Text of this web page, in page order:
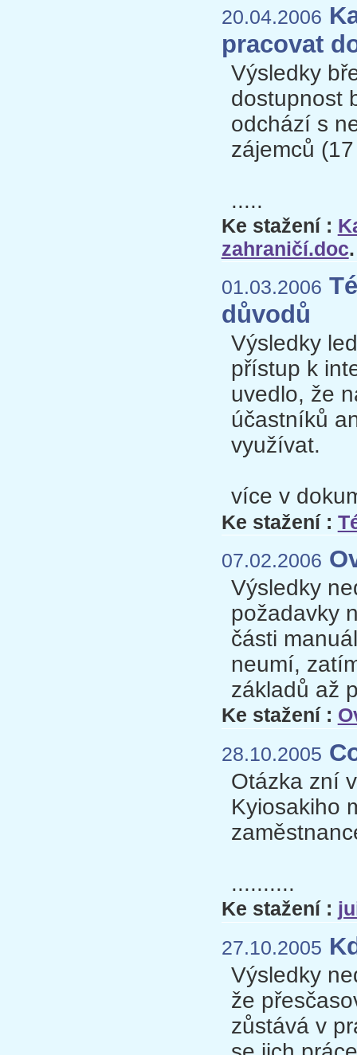
20.04.2006
pracovat
Výsledky
dostupnost
odchází s
zájemců
.....
Ke stažení :
zahraničí.doc.
01.03.2006
důvodů
Výsledky
přístup k
uvedlo, že
účastníků
využívat.
více v
Ke stažení :
07.02.2006
Výsledky
požadavky
části
neumí,
základů až
Ke stažení :
28.10.2005
Otázka zní
Kyiosakiho
..........
Ke stažení :
27.10.2005
Výsledky
že
zůstává v